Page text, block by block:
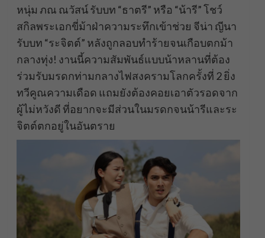
หนุ่ม ภณ ณวัสน์ รับบท “ธาตรี” หรือ “น้ารี” โชว์
สกิลพระเอกขี่ม้าฝ่าความระทึกเข้าช่วย จีน่า ญีนา
รับบท “ระจิตต์” หลังถูกลอบทำร้ายจนเกือบตกม้า
กลางทุ่ง! งานนี้ความสัมพันธ์แบบน้าหลานที่ต้อง
ร่วมรับมรดกท่ามกลางไฟสงครามโลกครั้งที่ 2 ยิ่ง
ทวีคูณความเดือด แถมยังต้องคอยเอาตัวรอดจาก
ผู้ไม่หวังดี ที่อยากจะมีส่วนในมรดกจนน้ารีและระ
จิตต์ตกอยู่ในอันตราย